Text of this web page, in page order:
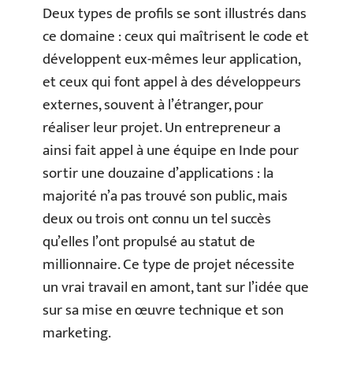
Deux types de profils se sont illustrés dans
ce domaine : ceux qui maîtrisent le code et
développent eux-mêmes leur application,
et ceux qui font appel à des développeurs
externes, souvent à l’étranger, pour
réaliser leur projet. Un entrepreneur a
ainsi fait appel à une équipe en Inde pour
sortir une douzaine d’applications : la
majorité n’a pas trouvé son public, mais
deux ou trois ont connu un tel succès
qu’elles l’ont propulsé au statut de
millionnaire. Ce type de projet nécessite
un vrai travail en amont, tant sur l’idée que
sur sa mise en œuvre technique et son
marketing.